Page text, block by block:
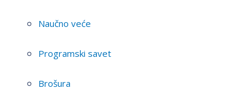
Naučno veće
Programski savet
Brošura